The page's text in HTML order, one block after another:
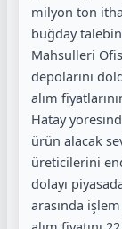
milyon ton
buğday
Mahsulleri
depolarını
alım
Hatay
ürün alacak
üreticilerini
dolayı
arasında